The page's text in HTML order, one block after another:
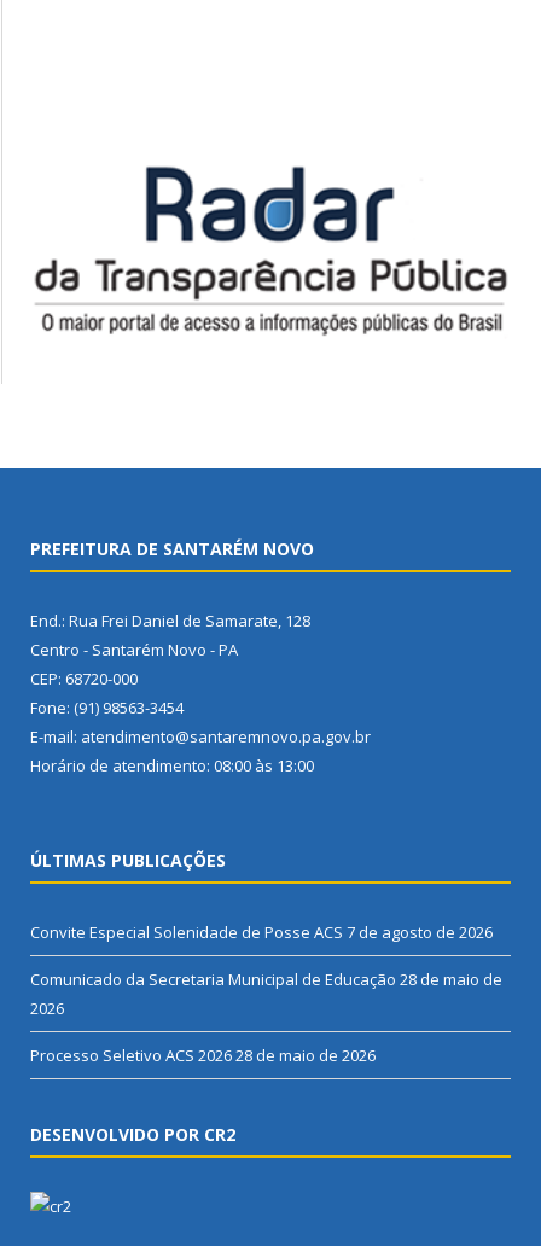
PREFEITURA DE SANTARÉM NOVO
End.: Rua Frei Daniel de Samarate, 128
Centro - Santarém Novo - PA
CEP: 68720-000
Fone: (91) 98563-3454
E-mail: atendimento@santaremnovo.pa.gov.br
Horário de atendimento: 08:00 às 13:00
ÚLTIMAS PUBLICAÇÕES
Convite Especial Solenidade de Posse ACS 7 de agosto de 2026
Comunicado da Secretaria Municipal de Educação 28 de maio de
2026
Processo Seletivo ACS 202628 de maio de 2026
DESENVOLVIDO POR CR2